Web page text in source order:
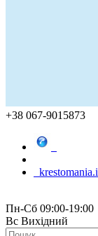
+38 067-9015873
Пн-Сб 09:00-19:00
Вс Вихідний